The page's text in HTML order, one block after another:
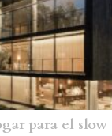
para el